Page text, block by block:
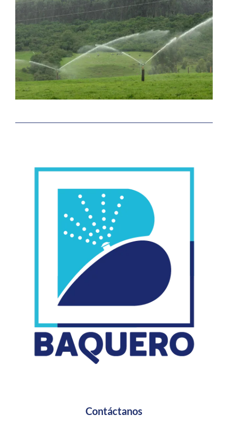
Contáctanos